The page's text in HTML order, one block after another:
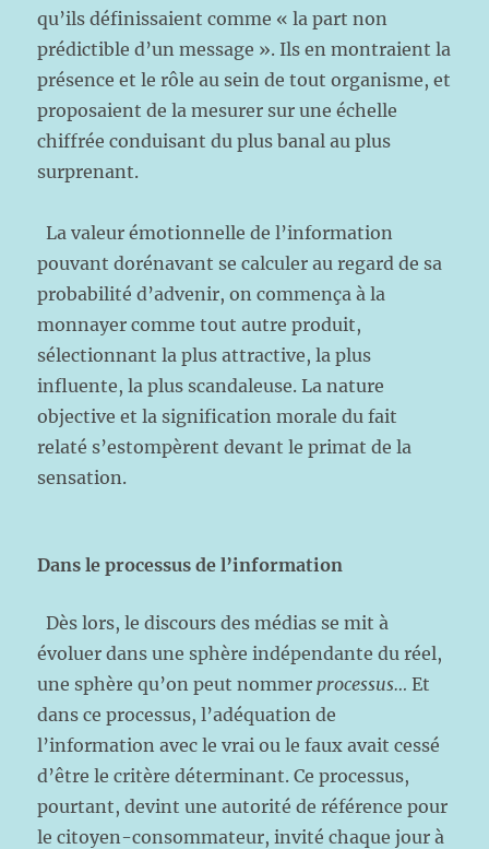
qu’ils définissaient comme « la part non
prédictible d’un message ». Ils en montraient la
présence et le rôle au sein de tout organisme, et
proposaient de la mesurer sur une échelle
chiffrée conduisant du plus banal au plus
surprenant.
La valeur émotionnelle de l’information
pouvant dorénavant se calculer au regard de sa
probabilité d’advenir, on commença à la
monnayer comme tout autre produit,
sélectionnant la plus attractive, la plus
influente, la plus scandaleuse. La nature
objective et la signification morale du fait
relaté s’estompèrent devant le primat de la
sensation.
Dans le processus de l’information
Dès lors, le discours des médias se mit à
évoluer dans une sphère indépendante du réel,
une sphère qu’on peut nommerprocessus…Et
dans ce processus, l’adéquation de
l’information avec le vrai ou le faux avait cessé
d’être le critère déterminant. Ce processus,
pourtant, devint une autorité de référence pour
le citoyen-consommateur, invité chaque jour à